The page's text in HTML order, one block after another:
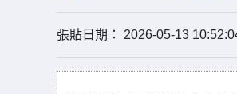
張貼日期： 2026-05-13